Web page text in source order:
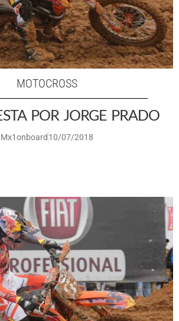
MOTOCROSS
POR JORGE PRADO
Mx1onboard 10/07/2018